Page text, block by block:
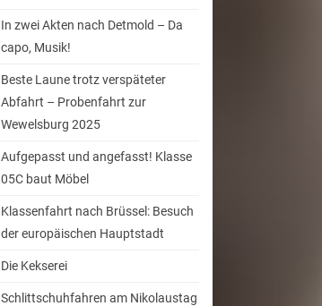
In zwei Akten nach Detmold – Da
capo, Musik!
Beste Laune trotz verspäteter
Abfahrt – Probenfahrt zur
Wewelsburg 2025
Aufgepasst und angefasst! Klasse
05C baut Möbel
Klassenfahrt nach Brüssel: Besuch
der europäischen Hauptstadt
Die Kekserei
Schlittschuhfahren am Nikolaustag